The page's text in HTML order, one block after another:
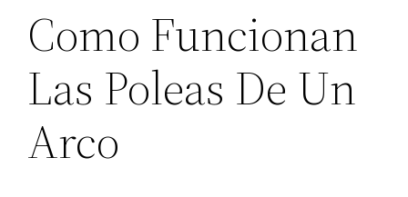
Como Funcionan
Las Poleas De Un
Arco